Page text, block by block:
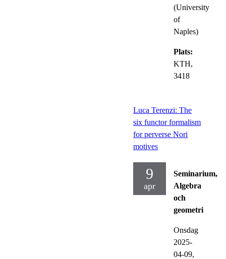
(University
of
Naples)
Plats:
KTH,
3418
Luca Terenzi: The
six functor formalism
for perverse Nori
motives
9
apr
Seminarium,
Algebra
och
geometri
Onsdag
2025-
04-09,